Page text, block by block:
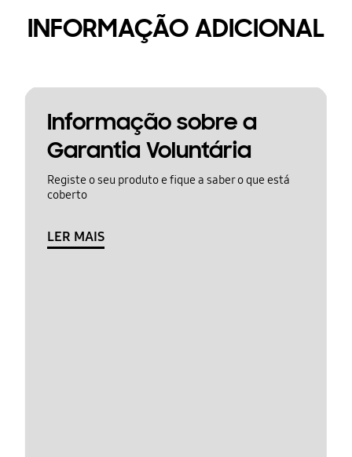
INFORMAÇÃO ADICIONAL
Informação sobre a
Garantia Voluntária
Registe o seu produto e fique a saber o que está
coberto
LER MAIS